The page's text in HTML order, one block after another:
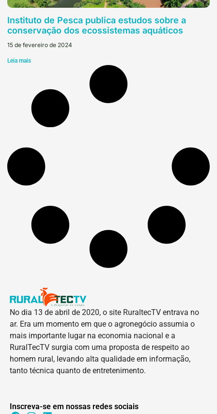
Instituto de Pesca publica estudos sobre a
conservação dos ecossistemas aquáticos
15 de fevereiro de 2024
Leia mais
No dia 13 de abril de 2020, o site RuraltecTV entrava no
ar. Era um momento em que o agronegócio assumia o
mais importante lugar na economia nacional e a
RuralTecTV surgia com uma proposta de respeito ao
homem rural, levando alta qualidade em informação,
tanto técnica quanto de entretenimento.
Inscreva-se em nossas redes sociais